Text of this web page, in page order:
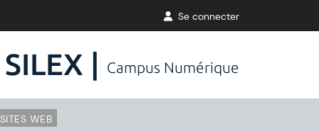
Se connecter
SILEX | Campus Numérique
WEB